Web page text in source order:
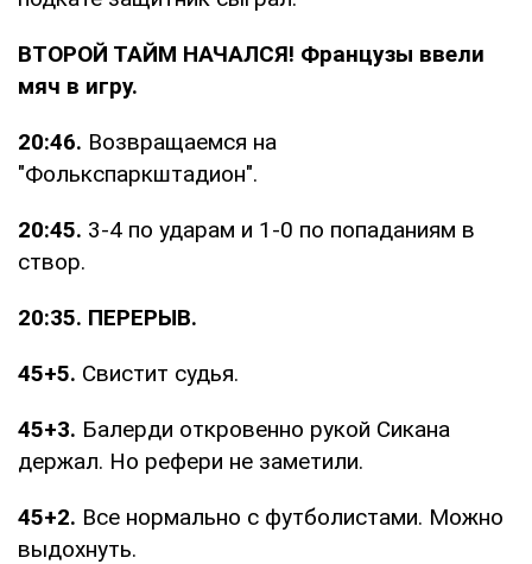
ВТОРОЙ ТАЙМ НАЧАЛСЯ! Французы ввели
мяч в игру.
20:46. Возвращаемся на
"Фолькспаркштадион".
20:45. 3-4 по ударам и 1-0 по попаданиям в
створ.
20:35. ПЕРЕРЫВ.
45+5. Свистит судья.
45+3. Балерди откровенно рукой Сикана
держал. Но рефери не заметили.
45+2. Все нормально с футболистами. Можно
выдохнуть.